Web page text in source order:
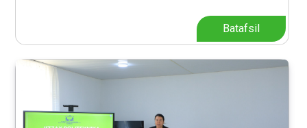
Batafsil